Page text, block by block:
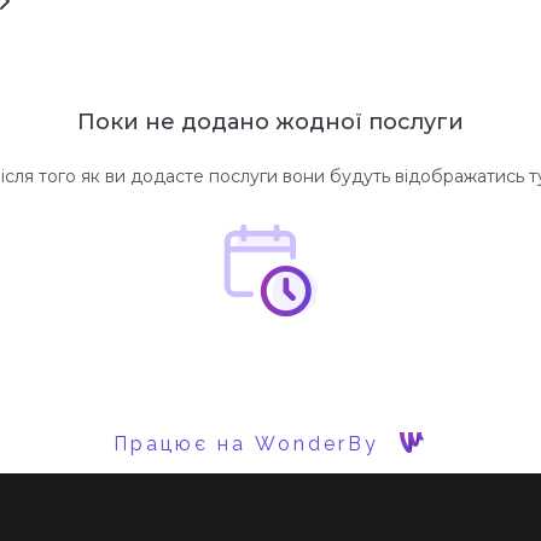
Поки не додано жодної послуги
того як ви додасте послуги вони будуть відображатись
Працює на WonderBy